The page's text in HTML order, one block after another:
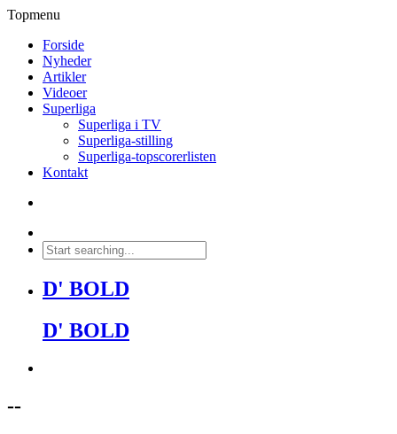
Topmenu
Forside
Nyheder
Artikler
Videoer
Superliga
Superliga i TV
Superliga-stilling
Superliga-topscorerlisten
Kontakt
D' BOLD
D' BOLD
--